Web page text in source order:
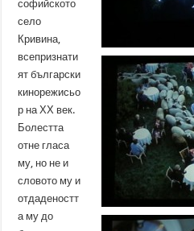
софийското
село
Кривина,
всепризнати
ят български
кинорежисьо
р на ХХ век.
Болестта
отне гласа
му, но не и
словото му и
отдаденостт
а му до